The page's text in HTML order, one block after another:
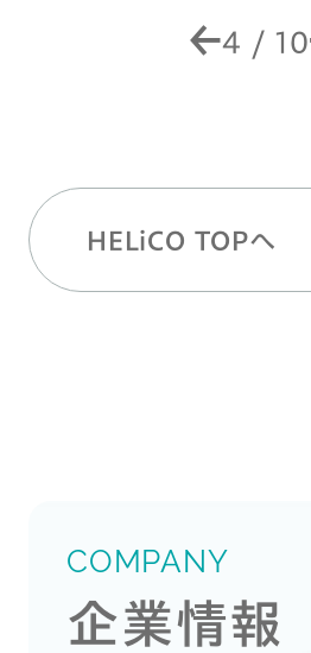
4 / 10
HELiCO TOPへ
COMPANY
企業情報